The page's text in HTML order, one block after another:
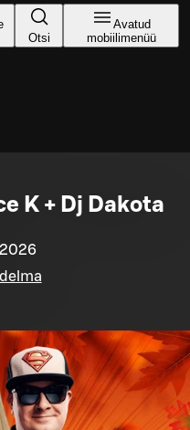
Otsi
Avatud
mobiilimenüü
K + Dj Dakota